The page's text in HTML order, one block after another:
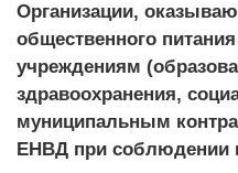
Организации,
общественного
учреждениям
здравоохранения,
муниципальным
ЕНВД при соблюдении